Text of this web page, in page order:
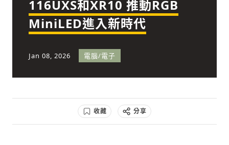
快速連結
經濟
科技
116UXS和XR10 推動RGB
MiniLED進入新時代
Jan 08, 2026 電腦/電子
收藏 分享